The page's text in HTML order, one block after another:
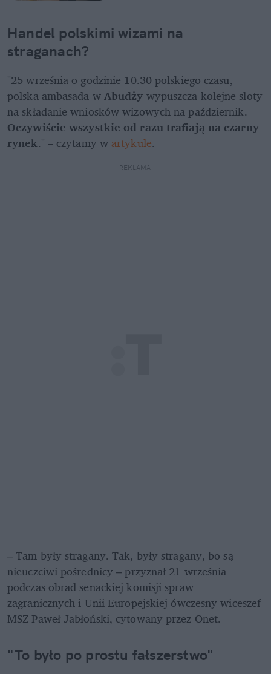
Handel polskimi wizami na
straganach?
"25 września o godzinie 10.30 polskiego czasu,
polska ambasada w Abudży wypuszcza kolejne sloty
Oczywiście wszystkie od razu trafiają na czarny
rynek." – czytamy w artykule.
REKLAMA
– Tam były stragany. Tak, były stragany, bo są
nieuczciwi pośrednicy – przyznał 21 września
podczas obrad senackiej komisji spraw
zagranicznych i Unii Europejskiej ówczesny wiceszef
MSZ Paweł Jabłoński, cytowany przez Onet.
"To było po prostu fałszerstwo"